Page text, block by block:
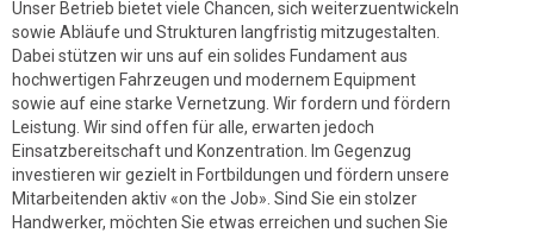
Unser Betrieb bietet viele Chancen, sich weiterzuentwickeln
sowie Abläufe und Strukturen langfristig mitzugestalten.
Dabei stützen wir uns auf ein solides Fundament aus
hochwertigen Fahrzeugen und modernem Equipment
sowie auf eine starke Vernetzung. Wir fordern und fördern
Leistung. Wir sind offen für alle, erwarten jedoch
Einsatzbereitschaft und Konzentration. Im Gegenzug
investieren wir gezielt in Fortbildungen und fördern unsere
Mitarbeitenden aktiv «on the Job». Sind Sie ein stolzer
Handwerker, möchten Sie etwas erreichen und suchen Sie